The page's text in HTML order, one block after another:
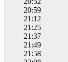
20:59
21:12
21:25
21:37
21:49
21:58